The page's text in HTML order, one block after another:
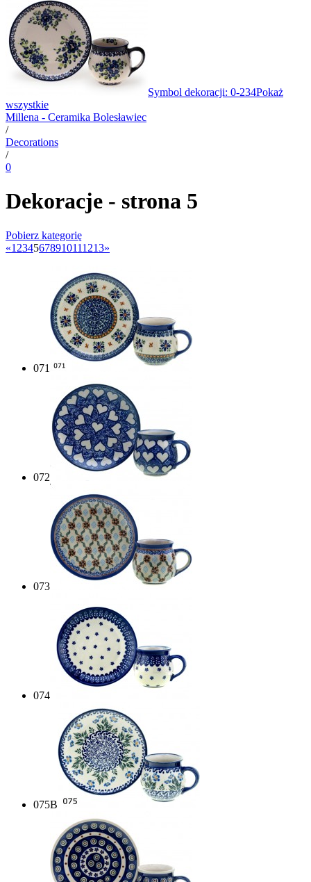
Symbol dekoracji: 0-234Pokaż
wszystkie
Millena - Ceramika Bolesławiec
/
Decorations
/
0
Dekoracje - strona 5
Pobierz kategorię
«1 2345678910111213»
071
072
073
074
075B